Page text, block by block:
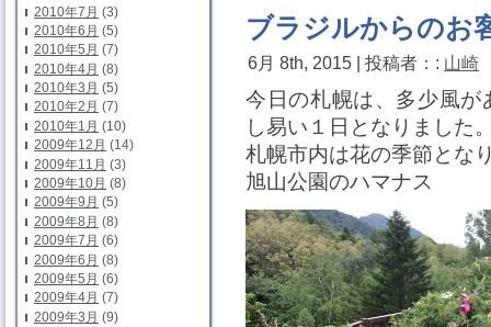
2010年7月 (3)
2010年6月 (5)
2010年5月 (7)
2010年4月 (8)
2010年3月 (5)
2010年2月 (7)
2010年1月 (10)
2009年12月 (14)
2009年11月 (3)
2009年10月 (8)
2009年9月 (5)
2009年8月 (8)
2009年7月 (6)
2009年6月 (8)
2009年5月 (6)
2009年4月 (7)
2009年3月 (9)
ブラジルからのお
6月 8th, 2015 | 投稿者：: 山崎
今日の札幌は、多少風
し易い１日となりました
札幌市内は花の季節とな
旭山公園のハマナス